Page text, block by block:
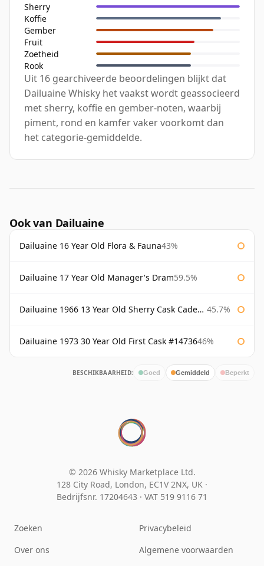
Sherry
Koffie
Gember
Fruit
Zoetheid
Rook
Uit 16 gearchiveerde beoordelingen blijkt dat
Dailuaine Whisky het vaakst wordt geassocieerd
met sherry, koffie en gember-noten, waarbij
piment, rond en kamfer vaker voorkomt dan
het categorie-gemiddelde.
Ook van Dailuaine
Dailuaine 16 Year Old Flora & Fauna43%
Dailuaine 17 Year Old Manager's Dram59.5%
Dailuaine 1966 13 Year Old Sherry Cask Cadenhead's 45.7%
Dailuaine 1973 30 Year Old First Cask #1473646%
BESCHIKBAARHEID: Goed Gemiddeld Beperkt
© 2026 Whisky Marketplace Ltd.
128 City Road, London, EC1V 2NX, UK ·
Bedrijfsnr. 17204643 · VAT 519 9116 71
Zoeken
Over ons
Privacybeleid
Algemene voorwaarden